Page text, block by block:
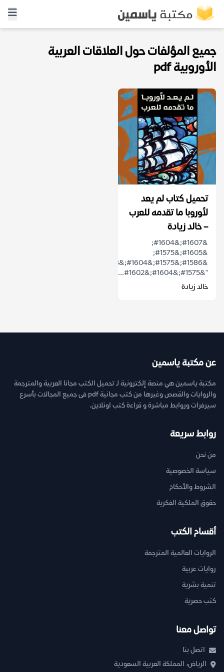
جميع المؤلفات حول العلاقات العربية
الأوروبية pdf
تحميل كتاب لم يعد
لأوروبا ما تقدمه للعرب
– خالد زيادة
&#1607;&#1604;
&#1605;&#1575;
"&#1575;&#1604;&#1602...
خالد زيادة
عن مكتبة ياسمين
مكتبة ياسمين هي منصة إلكترونية لـ تحميل الكتب مجانا العربية والمترجمة
والروايات والقصص وغيرها من كتب مجانية pdf فى جميع المجالات بأسرع
سيرفرات وروابط مباشرة و قراءة كتب اونلاين.
روابط سريعة
من نحن
سياسة الخصوصية
الشروط والأحكام
حقوق الملكية الفكرية
أقسام الكتب
الروايات العالمية المترجمة
روايات عربية
تنمية بشرية
كتب حصرية
تواصل معنا
اتصل بنا
الرياض، المملكة العربية السعودية